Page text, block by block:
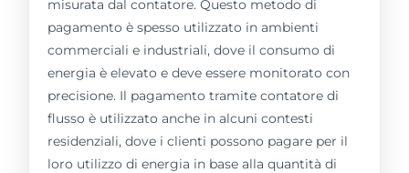
misurata dal contatore. Questo metodo di
pagamento è spesso utilizzato in ambienti
commerciali e industriali, dove il consumo di
energia è elevato e deve essere monitorato con
precisione. Il pagamento tramite contatore di
flusso è utilizzato anche in alcuni contesti
residenziali, dove i clienti possono pagare per il
loro utilizzo di energia in base alla quantità di